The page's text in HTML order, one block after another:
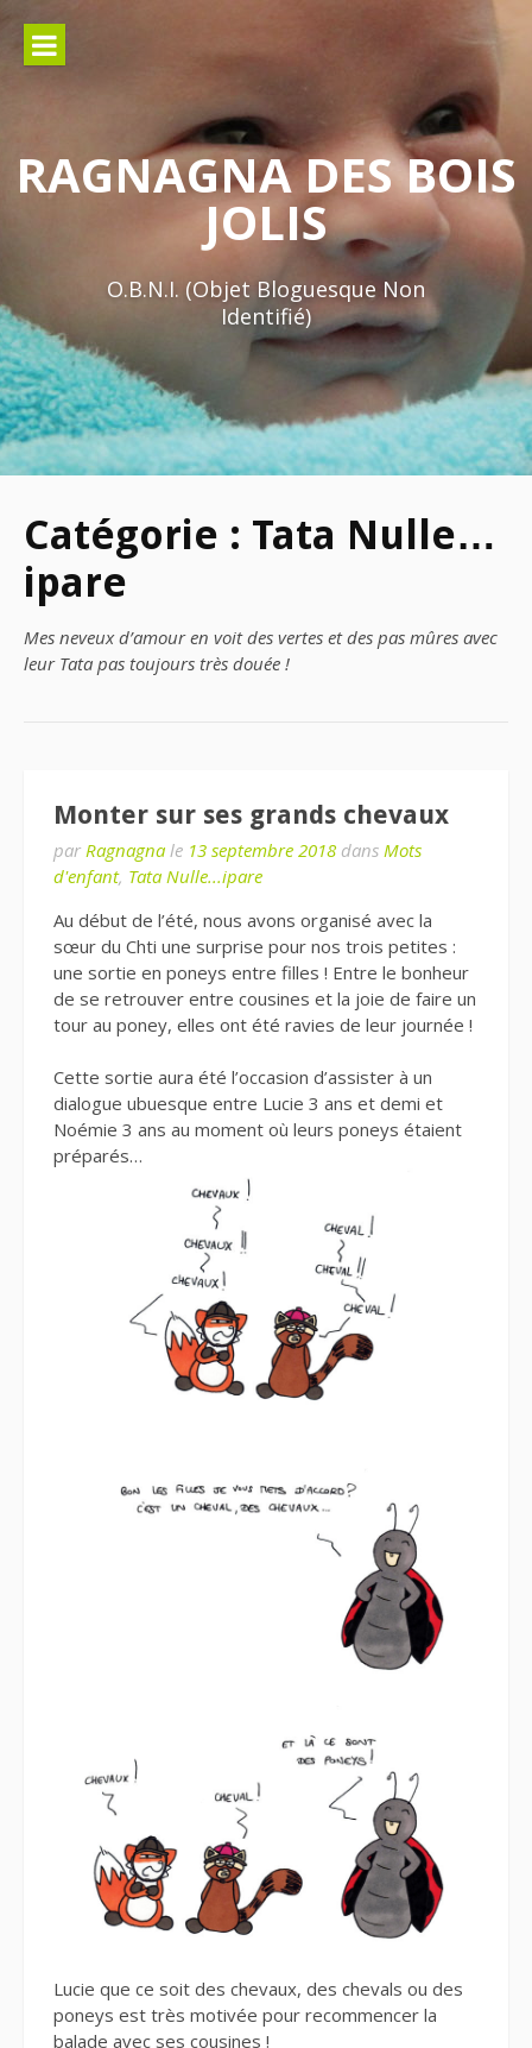
contenu
RAGNAGNA DES BOIS
JOLIS
O.B.N.I. (Objet Bloguesque Non
Identifié)
Catégorie : Tata Nulle…
ipare
Mes neveux d’amour en voit des vertes et des pas mûres avec
leur Tata pas toujours très douée !
Monter sur ses grands chevaux
par Ragnagna le 13 septembre 2018 dans Mots
d'enfant, Tata Nulle...ipare
Au début de l’été, nous avons organisé avec la
sœur du Chti une surprise pour nos trois petites :
une sortie en poneys entre filles ! Entre le bonheur
de se retrouver entre cousines et la joie de faire un
tour au poney, elles ont été ravies de leur journée !
Cette sortie aura été l’occasion d’assister à un
dialogue ubuesque entre Lucie 3 ans et demi et
Noémie 3 ans au moment où leurs poneys étaient
préparés…
Lucie que ce soit des chevaux, des chevals ou des
poneys est très motivée pour recommencer la
balade avec ses cousines !